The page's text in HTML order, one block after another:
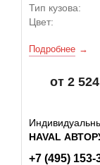
Тип кузова:
Цвет:
Подробнее
от 2
HAVAL
+7 (495) 153-